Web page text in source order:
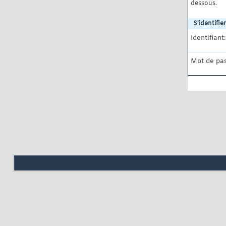
dessous.
S'identifier
Identifiant:
Mot de